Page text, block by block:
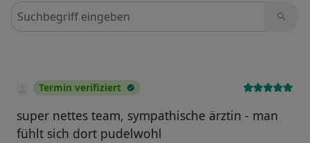
Bewertungen durchsuchen
Termin verifiziert
super nettes team, sympathische ärztin - man
fühlt sich dort pudelwohl